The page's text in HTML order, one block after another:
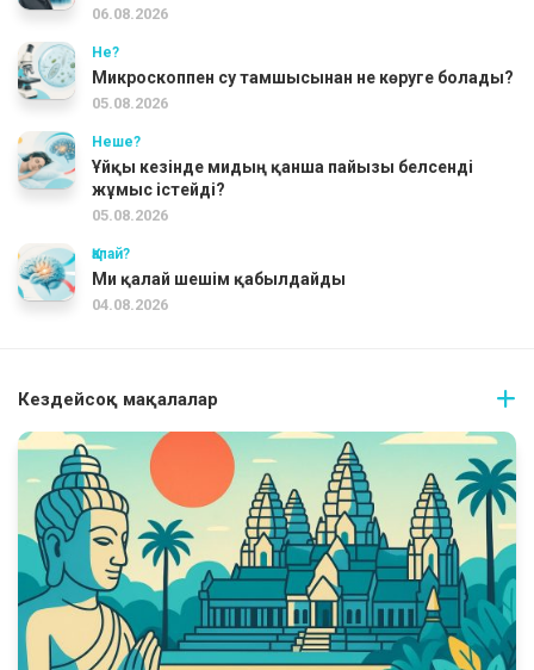
06.08.2026
Не?
Микроскоппен су тамшысынан не көруге болады?
05.08.2026
Неше?
Ұйқы кезінде мидың қанша пайызы белсенді
жұмыс істейді?
05.08.2026
Қалай?
Ми қалай шешім қабылдайды
04.08.2026
Кездейсоқ мақалалар